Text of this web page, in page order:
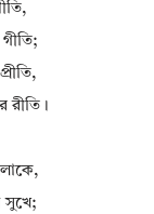
রীতি।
সুখে;